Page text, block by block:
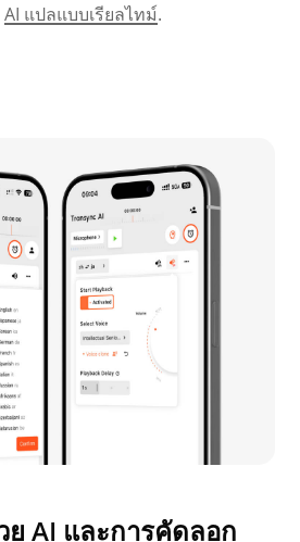
AI แปลแบบเรียลไทม์.
ย AI และการคัดลอก